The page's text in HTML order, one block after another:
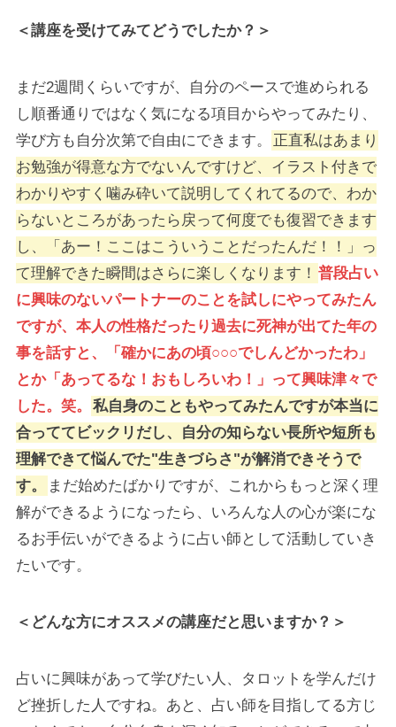
＜講座を受けてみてどうでしたか？＞
まだ2週間くらいですが、自分のペースで進められる
し順番通りではなく気になる項目からやってみたり、
学び方も自分次第で自由にできます。
正直私はあまり
お勉強が得意な方でないんですけど、イラスト付きで
わかりやすく噛み砕いて説明してくれてるので、わか
らないところがあったら戻って何度でも復習できます
し、「あー！ここはこういうことだったんだ！！」っ
て理解できた瞬間はさらに楽しくなります！ 普段占い
に興味のないパートナーのことを試しにやってみたん
ですが、本人の性格だったり過去に死神が出てた年の
事を話すと、「確かにあの頃○○○でしんどかったわ」
とか「あってるな！おもしろいわ！」って興味津々で
した。笑。
私自身のこともやってみたんですが本当に
合っててビックリだし、自分の知らない長所や短所も
理解できて悩んでた"生きづらさ"が解消できそうで
す。
まだ始めたばかりですが、これからもっと深く理
解ができるようになったら、いろんな人の心が楽にな
るお手伝いができるように占い師として活動していき
たいです。
＜どんな方にオススメの講座だと思いますか？＞
占いに興味があって学びたい人、タロットを学んだけ
ど挫折した人ですね。あと、占い師を目指してる方じ